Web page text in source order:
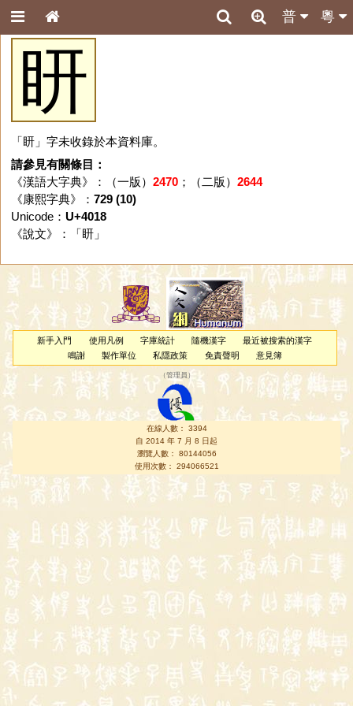
粵
普
䀘
「䀘」字未收錄於本資料庫。
請參見有關條目：
《漢語大字典》：（一版） 2470；（二版） 2644
《康熙字典》： 729 (10)
Unicode： U+4018
《說文》：「 䀘」
新手入門 使用凡例 字庫統計 隨機漢字
最近被搜索的漢字
鳴謝
製作單位 私隱政策 免責聲明 意見簿
（管理員 ）
在線人數： 3394
自 2014 年 7 月 8 日起
瀏覽人數： 80144056
使用次數： 294066521